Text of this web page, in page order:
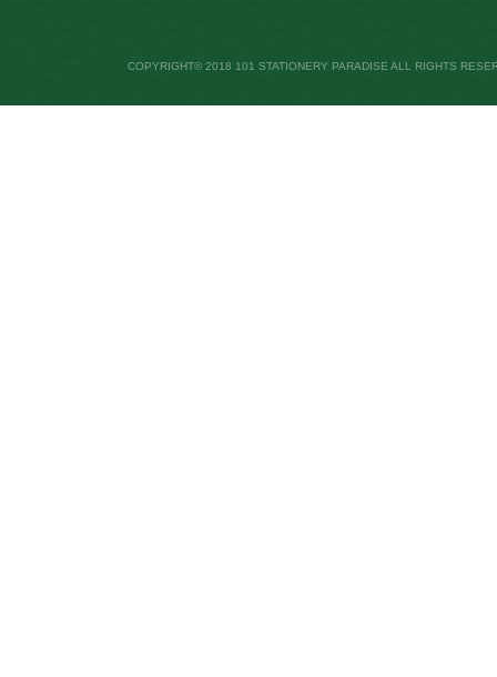
COPYRIGHT© 2018 101 STATIONERY PARADISE ALL RIGHTS